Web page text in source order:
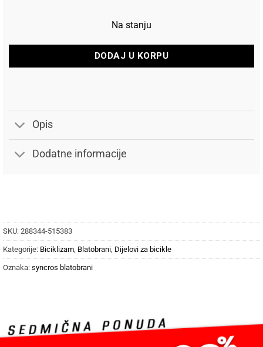
Na stanju
DODAJ U KORPU
Opis
Dodatne informacije
SKU: 288344-515383
Kategorije: Biciklizam Blatobrani Dijelovi za bicikle
Oznaka: syncros blatobrani